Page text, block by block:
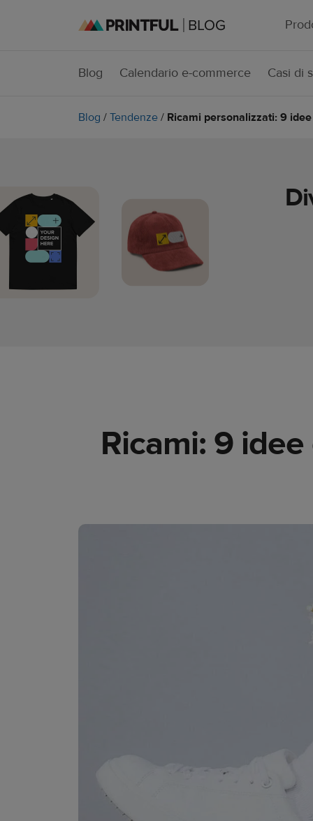
Blog Calendario e-commerce Casi di
Blog / Tendenze / Ricami personalizzati: 9
Ricami: 9